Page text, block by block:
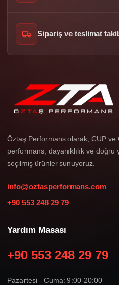
Sipariş ve teslimat
Öztaş Performans olarak, CUP ve
performans, dayanıklılık ve doğru
seçilmiş ürünler sunuyoruz.
info@oztasperformans.com
+90 553 248 29 79
Yardım Masası
+90 553 248 29 79
Pazartesi - Cuma: 9:00-20:00